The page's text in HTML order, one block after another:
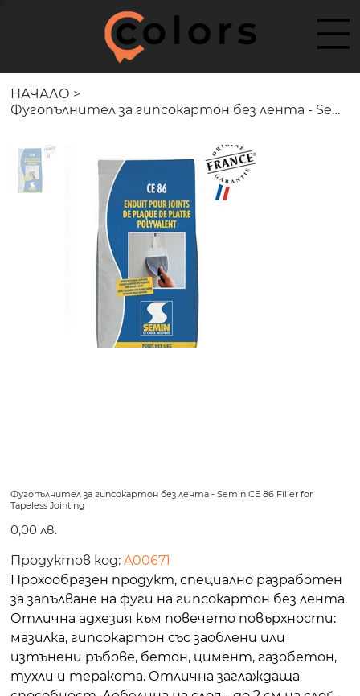
НАЧАЛО >
Фугопълнител за гипсокартон без лента - Semin CE 86 Filler for Tapeless Jointing
Фугопълнител за гипсокартон без лента - Semin CE 86 Filler for
Tapeless Jointing
Цена
0,00 лв.
Продуктов код:A00671
Прохообразен продукт, специално разработен
за запълване на фуги на гипсокартон без лента.
Отлична адхезия към повечето повърхности:
мазилка, гипсокартон със заоблени или
изтънени ръбове, бетон, цимент, газобетон,
тухли и теракота. Отлична заглаждаща